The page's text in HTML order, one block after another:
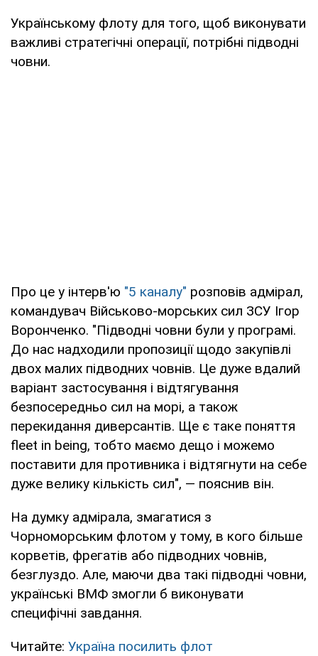
Українському флоту для того, щоб виконувати
важливі стратегічні операції, потрібні підводні
човни.
Про це у інтерв'ю "5 каналу" розповів адмірал,
командувач Військово-морських сил ЗСУ Ігор
Воронченко. "Підводні човни були у програмі.
До нас надходили пропозиції щодо закупівлі
двох малих підводних човнів. Це дуже вдалий
варіант застосування і відтягування
безпосередньо сил на морі, а також
перекидання диверсантів. Ще є таке поняття
fleet in being, тобто маємо дещо і можемо
поставити для противника і відтягнути на себе
дуже велику кількість сил", — пояснив він.
На думку адмірала, змагатися з
Чорноморським флотом у тому, в кого більше
корветів, фрегатів або підводних човнів,
безглуздо. Але, маючи два такі підводні човни,
українські ВМФ змогли б виконувати
специфічні завдання.
Читайте: Україна посилить флот